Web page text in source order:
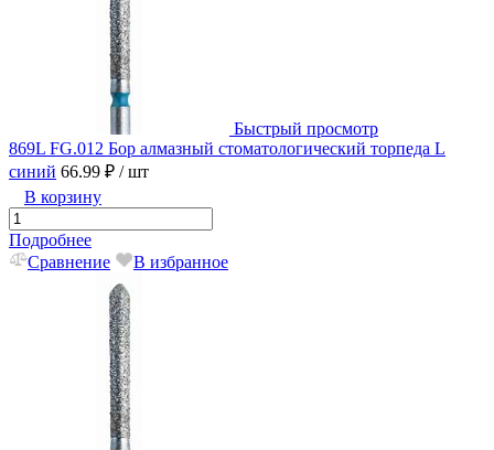
Быстрый просмотр
869L FG.012 Бор алмазный стоматологический торпеда L
синий 66.99 ₽ / шт
В корзину
Подробнее
Сравнение
В избранное